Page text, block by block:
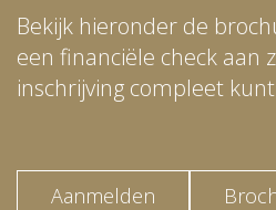
Bekijk hieronder de
een financiële check aan
inschrijving compleet
Aanmelden